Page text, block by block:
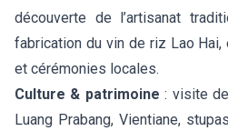
découverte de l’artisanat
fabrication du vin de riz Lao
et cérémonies locales.
Culture & patrimoine : visite
Luang Prabang, Vientiane,